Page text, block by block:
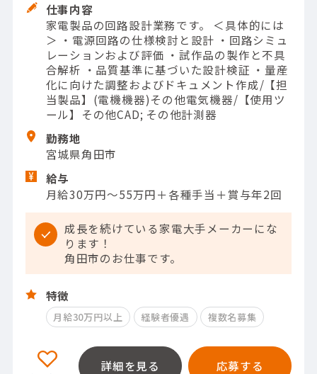
仕事内容
家電製品の回路設計業務です。 ＜具体的には
＞ ・電源回路の仕様検討と設計 ・回路シミュ
レーションおよび評価 ・試作品の製作と不具
合解析 ・品質基準に基づいた設計検証 ・量産
化に向けた調整およびドキュメント作成/【担
当製品】(電機機器)その他電気機器/【使用ツ
ール】その他CAD; その他計測器
勤務地
宮城県角田市
給与
月給30万円～55万円＋各種手当＋賞与年2回
成長を続けている家電大手メーカーにな
ります！
角田市のお仕事です。
特徴
月給30万円以上 経験者優遇 複数名募集
詳細を見る 応募する